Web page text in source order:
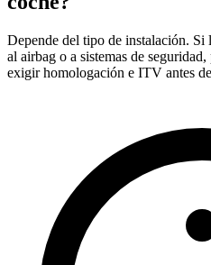
Depende del tipo de instalación.
al airbag o a sistemas de
exigir homologación e ITV antes